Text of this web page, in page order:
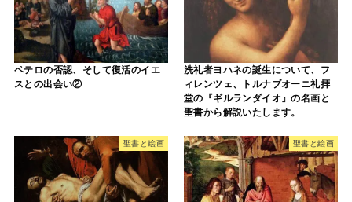
ペテロの否認、そして復活のイエ
スとの出会い②
洗礼者ヨハネの誕生について、フ
ィレンツェ、トルナブオーニ礼拝
堂の『ギルランダイオ』の名画と
聖書から解説いたします。
聖書と絵画 聖書と絵画